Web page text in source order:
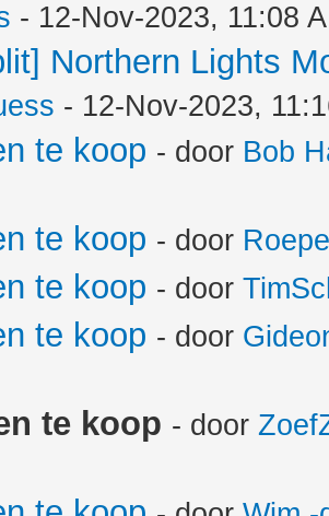
- 12-Nov-2023, 11:08
Northern Lights
- 12-Nov-2023,
te koop - door Bob
te koop - door
te koop - door
te koop - door
te koop - door